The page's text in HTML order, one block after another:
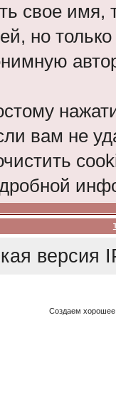
свое имя,
но
вам не
версия
Создаем